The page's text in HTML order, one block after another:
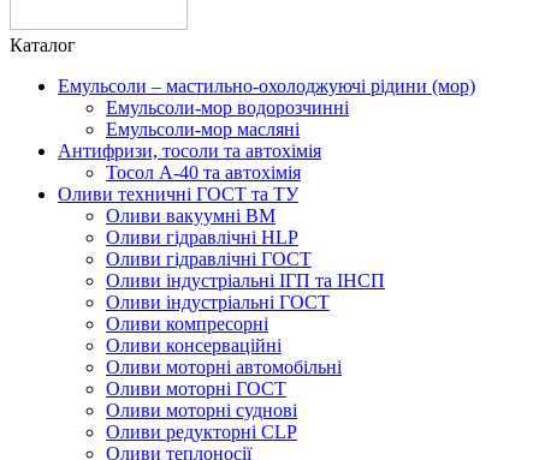
Каталог
Емульсоли – мастильно-охолоджуючі рідини (мор)
Емульсоли-мор водорозчинні
Емульсоли-мор масляні
Антифризи, тосоли та автохімія
Тосол А-40 та автохімія
Оливи техничні ГОСТ та ТУ
Оливи вакуумні ВМ
Оливи гідравлічні HLP
Оливи гідравлічні ГОСТ
Оливи індустріальні ІГП та ІНСП
Оливи індустріальні ГОСТ
Оливи компресорні
Оливи консерваційні
Оливи моторні автомобільні
Оливи моторні ГОСТ
Оливи моторні суднові
Оливи редукторні CLP
Оливи теплоносії